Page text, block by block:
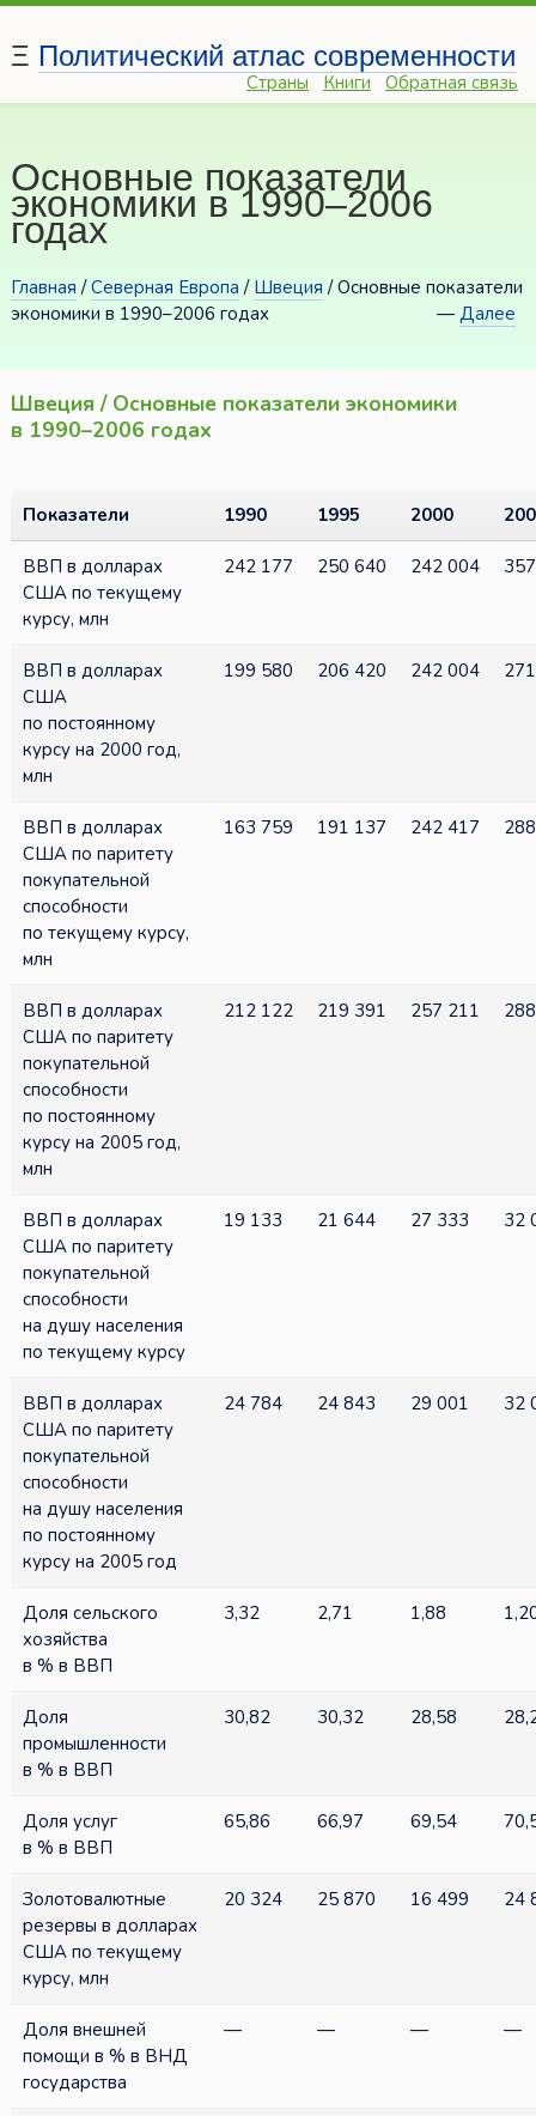
Ξ Политический атлас современности
Страны Книги Обратная связь
Основные показатели
экономики в 1990–2006
годах
Главная /Северная Европа / Швеция / Основные показатели
экономики в 1990–2006 годах
—Далее
Швеция / Основные показатели экономики
в 1990–2006 годах
Показатели 1990 1995 2000
ВВП в долларах
США по текущему
курсу, млн
242 177 250 640 242 004
ВВП в долларах
США
по постоянному
курсу на 2000 год,
млн
199 580 206 420 242 004
ВВП в долларах
США по паритету
покупательной
способности
по текущему курсу,
млн
163 759 191 137 242 417
ВВП в долларах
США по паритету
покупательной
способности
по постоянному
курсу на 2005 год,
млн
212 122 219 391 257 211
ВВП в долларах
США по паритету
покупательной
способности
на душу населения
по текущему курсу
19 133 21 644 27 333 32
ВВП в долларах
США по паритету
покупательной
способности
на душу населения
по постоянному
курсу на 2005 год
24 784 24 843 29 001 32
Доля сельского
хозяйства
в % в ВВП
3,32 2,71 1,88
Доля
промышленности
в % в ВВП
30,82 30,32 28,58
Доля услуг
в % в ВВП
65,86 66,97 69,54
Золотовалютные
резервы в долларах
США по текущему
курсу, млн
20 324 25 870 16 499 24
Доля внешней
помощи в % в ВНД
государства
— — — —